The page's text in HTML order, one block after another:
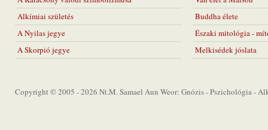
Alkímiai születés
A Nyilas jegye
A Skorpió jegye
Buddha élete
Északi mitológia -
Melkisédek jóslata
Copyright © 2005 - 2026 Nt.M. Samael Aun Weor: Gnózis - Pszichológia -